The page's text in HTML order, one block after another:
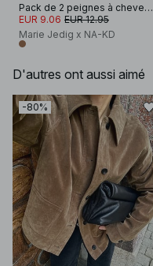
Pack de 2 peignes à cheveux
EUR 9.06 EUR 12.95
Marie Jedig x NA-KD
D'autres ont aussi aimé
-80%